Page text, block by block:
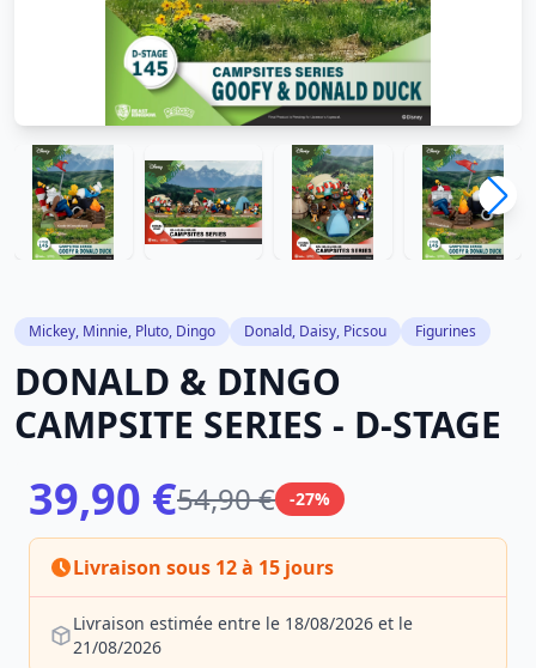
Mickey, Minnie, Pluto, Dingo Donald, Daisy, Picsou Figurines
DONALD & DINGO
CAMPSITE SERIES - D-STAGE
39,90 €54,90 € -27%
Livraison sous 12 à 15 jours
Livraison estimée entre le 18/08/2026 et le
21/08/2026